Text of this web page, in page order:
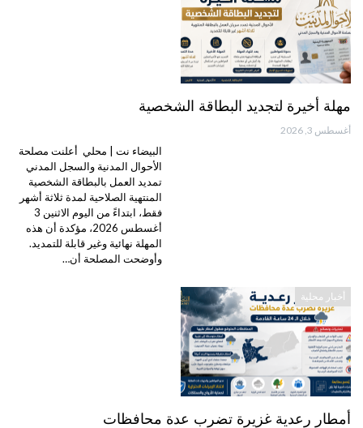
مهلة أخيرة لتجديد البطاقة الشخصية
أغسطس 3, 2026
البيضاء نت | محلي أعلنت مصلحة
الأحوال المدنية والسجل المدني
تمديد العمل بالبطاقة الشخصية
المنتهية الصلاحية لمدة ثلاثة أشهر
فقط، ابتداءً من اليوم الاثنين 3
أغسطس 2026، مؤكدة أن هذه
المهلة نهائية وغير قابلة للتمديد.
وأوضحت المصلحة أن…
أخبار محلية
أمطار رعدية غزيرة تضرب عدة محافظات